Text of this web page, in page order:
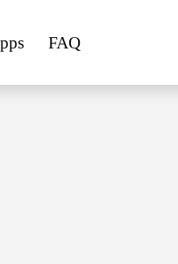
FAQ